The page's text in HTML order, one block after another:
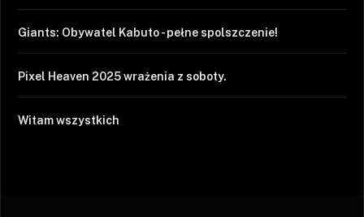
Giants: Obywatel Kabuto - pełne spolszczenie!
Pixel Heaven 2025 wrażenia z soboty.
Witam wszystkich